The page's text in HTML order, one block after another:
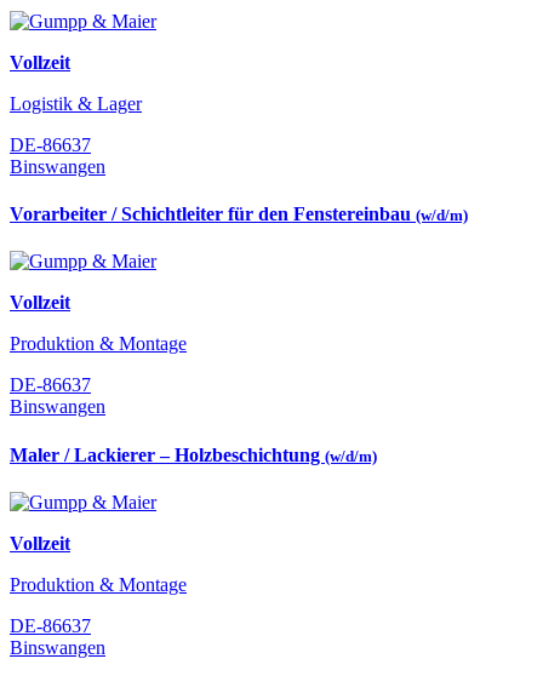
Vollzeit
Logistik & Lager
DE-86637
Binswangen
Vorarbeiter / Schichtleiter für den Fenstereinbau (w/d/m)
Vollzeit
Produktion & Montage
DE-86637
Binswangen
Maler / Lackierer – Holzbeschichtung (w/d/m)
Vollzeit
Produktion & Montage
DE-86637
Binswangen